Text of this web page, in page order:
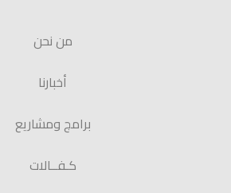
من نحن
أخبارنا
برامج ومشاريع
كـفــالات